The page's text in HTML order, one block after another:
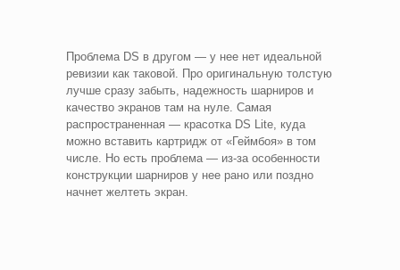
Проблема DS в другом — у нее нет идеальной
ревизии как таковой. Про оригинальную толстую
лучше сразу забыть, надежность шарниров и
качество экранов там на нуле. Самая
распространенная — красотка DS Lite, куда
можно вставить картридж от «Геймбоя» в том
числе. Но есть проблема — из-за особенности
конструкции шарниров у нее рано или поздно
начнет желтеть экран.